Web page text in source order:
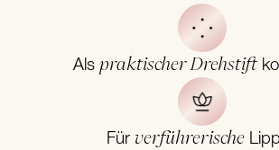
Als praktischer Drehstift
Für verführerische